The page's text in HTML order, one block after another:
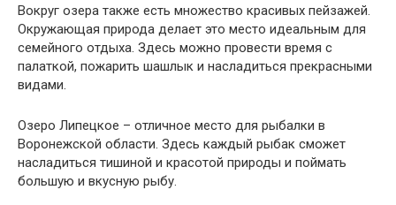
Вокруг озера также есть множество красивых пейзажей.
Окружающая природа делает это место идеальным для
семейного отдыха. Здесь можно провести время с
палаткой, пожарить шашлык и насладиться прекрасными
видами.
Озеро Липецкое – отличное место для рыбалки в
Воронежской области. Здесь каждый рыбак сможет
насладиться тишиной и красотой природы и поймать
большую и вкусную рыбу.